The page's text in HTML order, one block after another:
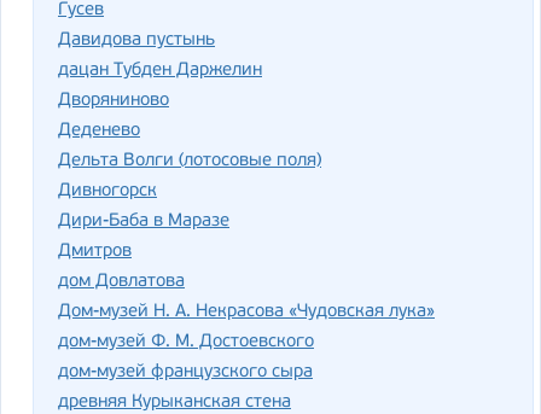
Гусев
Давидова пустынь
дацан Тубден Даржелин
Дворяниново
Деденево
Дельта Волги (лотосовые поля)
Дивногорск
Дири-Баба в Маразе
Дмитров
дом Довлатова
Дом-музей Н. А. Некрасова «Чудовская лука»
дом-музей Ф. М. Достоевского
дом-музей французского сыра
древняя Курыканская стена